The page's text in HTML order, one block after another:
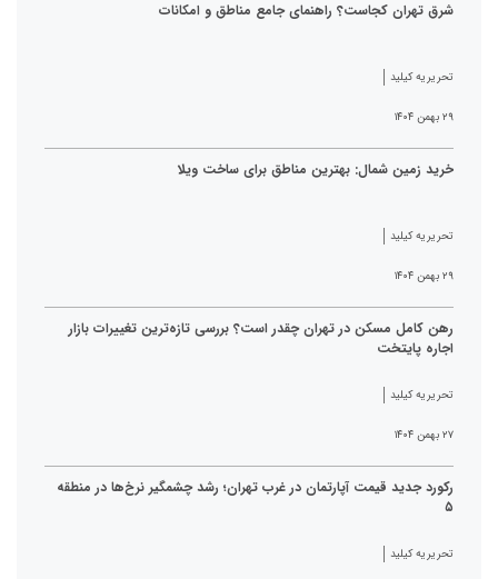
شرق تهران کجاست؟ راهنمای جامع مناطق و امکانات
تحریریه کیلید
۲۹ بهمن ۱۴۰۴
خرید زمین شمال: بهترین مناطق برای ساخت ویلا
تحریریه کیلید
۲۹ بهمن ۱۴۰۴
رهن کامل مسکن در تهران چقدر است؟ بررسی تازه‌ترین تغییرات بازار
اجاره پایتخت
تحریریه کیلید
۲۷ بهمن ۱۴۰۴
رکورد جدید قیمت آپارتمان در غرب تهران؛ رشد چشمگیر نرخ‌ها در منطقه
۵
تحریریه کیلید